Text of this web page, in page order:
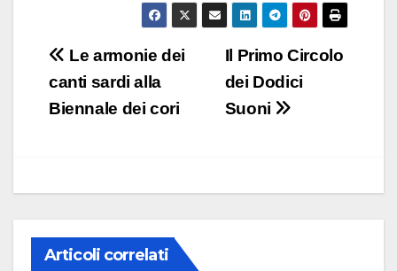
Navigazione
articoli
Il Primo Circolo
dei Dodici
Suoni
Le armonie dei
canti sardi alla
Biennale dei cori
Articoli correlati